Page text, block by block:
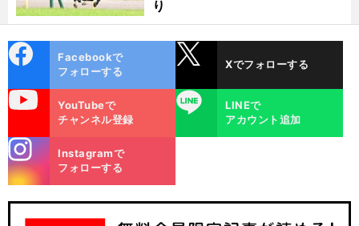
り
ok
Facebookで
フォローする
Xでフォローする
YouTubeで
チャンネル登録
LINE
LINEで
アカウント追加
m
Instagramで
フォローする